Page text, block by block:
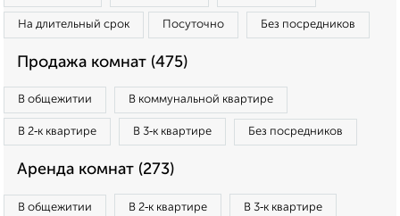
На длительный срок Посуточно Без посредников
Продажа комнат (475)
В общежитии В коммунальной квартире
В 2‑к квартире В 3‑к квартире Без посредников
Аренда комнат (273)
В общежитии В 2‑к квартире В 3‑к квартире